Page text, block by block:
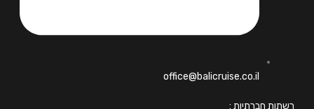
office@balicruise.co.il
חברתיות :